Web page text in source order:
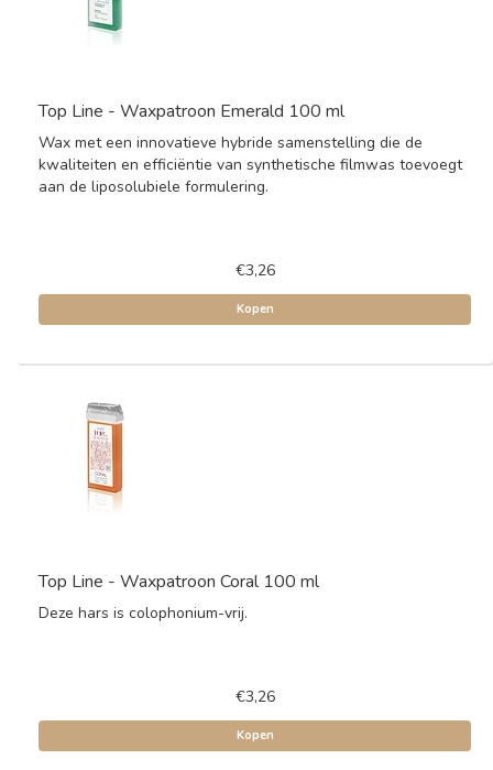
Top Line - Waxpatroon Emerald 100 ml
Wax met een innovatieve hybride samenstelling die de
kwaliteiten en efficiëntie van synthetische filmwas toevoegt
aan de liposolubiele formulering.
€3,26
Kopen
Top Line - Waxpatroon Coral 100 ml
Deze hars is colophonium-vrij.
€3,26
Kopen